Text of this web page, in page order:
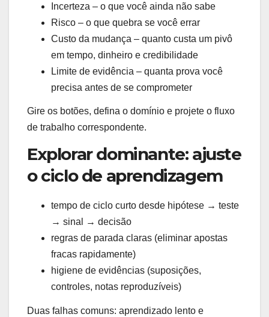
Incerteza – o que você ainda não sabe
Risco – o que quebra se você errar
Custo da mudança – quanto custa um pivô
em tempo, dinheiro e credibilidade
Limite de evidência – quanta prova você
precisa antes de se comprometer
Gire os botões, defina o domínio e projete o fluxo
de trabalho correspondente.
Explorar dominante: ajuste
o ciclo de aprendizagem
tempo de ciclo curto desde hipótese → teste
→ sinal → decisão
regras de parada claras (eliminar apostas
fracas rapidamente)
higiene de evidências (suposições,
controles, notas reproduzíveis)
Duas falhas comuns: aprendizado lento e